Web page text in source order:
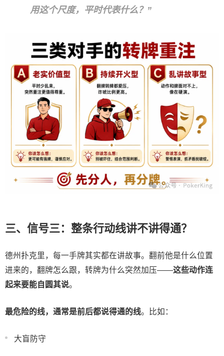
用这个尺度，平时代表什么？”
三、信号三：整条行动线讲不讲得通？
德州扑克里，每一手牌其实都在讲故事。翻前他是什么位置
进来的，翻牌怎么跟，转牌为什么突然加压——这些动作连
起来要能自圆其说。
最危险的线，通常是前后都说得通的线。比如：
大盲防守